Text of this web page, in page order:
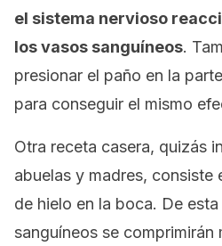
el sistema nervioso
los vasos sanguíneos.
presionar el paño en la
para conseguir el mismo
Otra receta casera, quizás
abuelas y madres, consiste
de hielo en la boca. De
sanguíneos se comprimirán